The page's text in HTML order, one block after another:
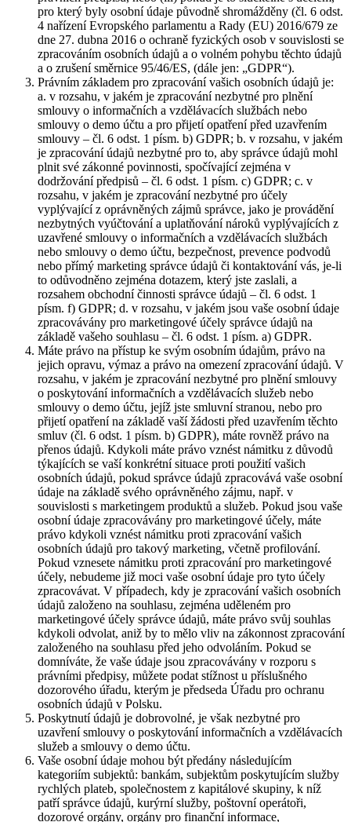
pro který byly osobní údaje původně shromážděny (čl. 6 odst.
4 nařízení Evropského parlamentu a Rady (EU) 2016/679 ze
dne 27. dubna 2016 o ochraně fyzických osob v souvislosti se
zpracováním osobních údajů a o volném pohybu těchto údajů
a o zrušení směrnice 95/46/ES, (dále jen: „GDPR“).
Právním základem pro zpracování vašich osobních údajů je:
a. v rozsahu, v jakém je zpracování nezbytné pro plnění
smlouvy o informačních a vzdělávacích službách nebo
smlouvy o demo účtu a pro přijetí opatření před uzavřením
smlouvy – čl. 6 odst. 1 písm. b) GDPR; b. v rozsahu, v jakém
je zpracování údajů nezbytné pro to, aby správce údajů mohl
plnit své zákonné povinnosti, spočívající zejména v
dodržování předpisů – čl. 6 odst. 1 písm. c) GDPR; c. v
rozsahu, v jakém je zpracování nezbytné pro účely
vyplývající z oprávněných zájmů správce, jako je provádění
nezbytných vyúčtování a uplatňování nároků vyplývajících z
uzavřené smlouvy o informačních a vzdělávacích službách
nebo smlouvy o demo účtu, bezpečnost, prevence podvodů
nebo přímý marketing správce údajů či kontaktování vás, je-li
to odůvodněno zejména dotazem, který jste zaslali, a
rozsahem obchodní činnosti správce údajů – čl. 6 odst. 1
písm. f) GDPR; d. v rozsahu, v jakém jsou vaše osobní údaje
zpracovávány pro marketingové účely správce údajů na
základě vašeho souhlasu – čl. 6 odst. 1 písm. a) GDPR.
Máte právo na přístup ke svým osobním údajům, právo na
jejich opravu, výmaz a právo na omezení zpracování údajů. V
rozsahu, v jakém je zpracování nezbytné pro plnění smlouvy
o poskytování informačních a vzdělávacích služeb nebo
smlouvy o demo účtu, jejíž jste smluvní stranou, nebo pro
přijetí opatření na základě vaší žádosti před uzavřením těchto
smluv (čl. 6 odst. 1 písm. b) GDPR), máte rovněž právo na
přenos údajů. Kdykoli máte právo vznést námitku z důvodů
týkajících se vaší konkrétní situace proti použití vašich
osobních údajů, pokud správce údajů zpracovává vaše osobní
údaje na základě svého oprávněného zájmu, např. v
souvislosti s marketingem produktů a služeb. Pokud jsou vaše
osobní údaje zpracovávány pro marketingové účely, máte
právo kdykoli vznést námitku proti zpracování vašich
osobních údajů pro takový marketing, včetně profilování.
Pokud vznesete námitku proti zpracování pro marketingové
účely, nebudeme již moci vaše osobní údaje pro tyto účely
zpracovávat. V případech, kdy je zpracování vašich osobních
údajů založeno na souhlasu, zejména uděleném pro
marketingové účely správce údajů, máte právo svůj souhlas
kdykoli odvolat, aniž by to mělo vliv na zákonnost zpracování
založeného na souhlasu před jeho odvoláním. Pokud se
domníváte, že vaše údaje jsou zpracovávány v rozporu s
právními předpisy, můžete podat stížnost u příslušného
dozorového úřadu, kterým je předseda Úřadu pro ochranu
osobních údajů v Polsku.
Poskytnutí údajů je dobrovolné, je však nezbytné pro
uzavření smlouvy o poskytování informačních a vzdělávacích
služeb a smlouvy o demo účtu.
Vaše osobní údaje mohou být předány následujícím
kategoriím subjektů: bankám, subjektům poskytujícím služby
rychlých plateb, společnostem z kapitálové skupiny, k níž
patří správce údajů, kurýrní služby, poštovní operátoři,
dozorové orgány, orgány pro finanční informace,